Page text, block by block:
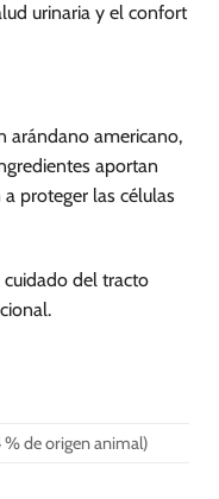
urinaria y el confort
arándano americano,
aportan
proteger las células
del tracto
de origen animal)